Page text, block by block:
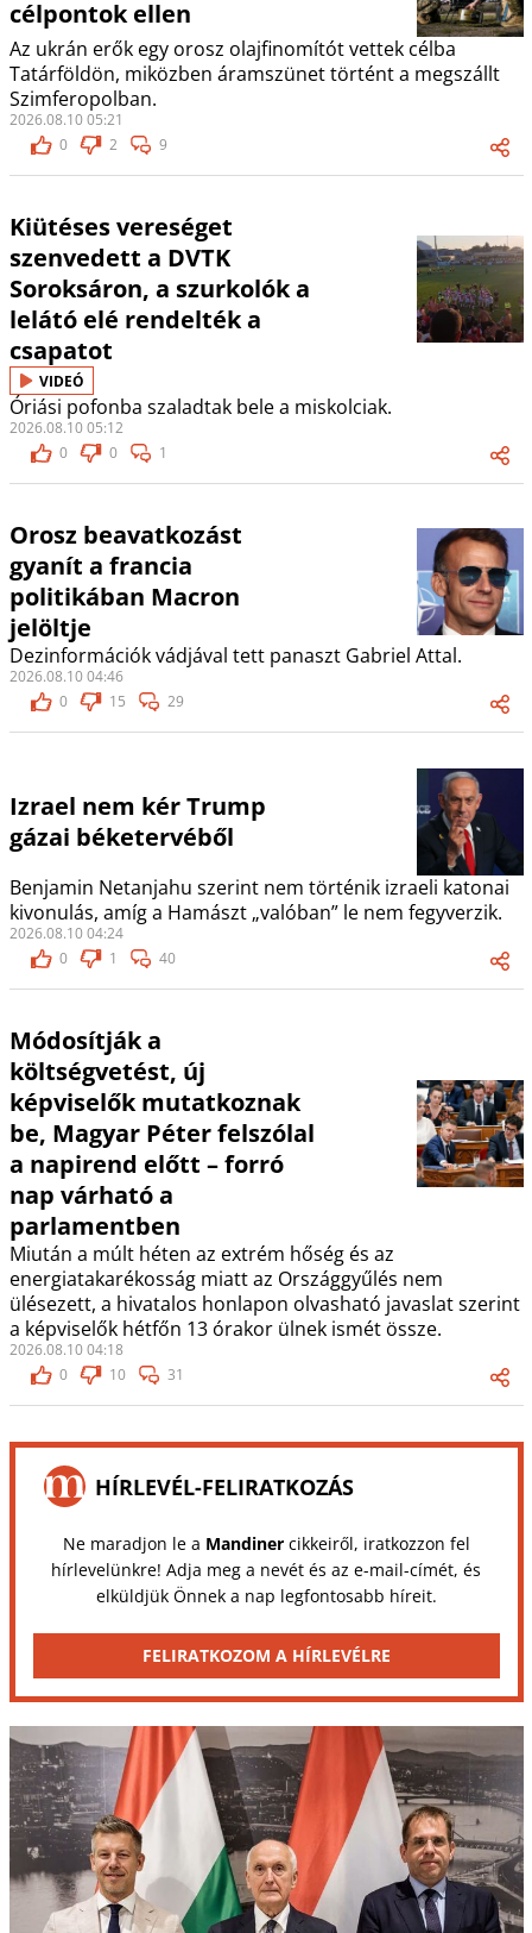
célpontok ellen
Az ukrán erők egy orosz olajfinomítót vettek célba
Tatárföldön, miközben áramszünet történt a megszállt
Szimferopolban.
2026.08.10 05:21
0
2 9
Kiütéses vereséget
szenvedett a DVTK
Soroksáron, a szurkolók a
lelátó elé rendelték a
csapatot
VIDEÓ
Óriási pofonba szaladtak bele a miskolciak.
2026.08.10 05:12
0
0 1
Orosz beavatkozást
gyanít a francia
politikában Macron
jelöltje
Dezinformációk vádjával tett panaszt Gabriel Attal.
2026.08.10 04:46
0
15 29
Izrael nem kér Trump
gázai béketervéből
Benjamin Netanjahu szerint nem történik izraeli katonai
kivonulás, amíg a Hamászt „valóban” le nem fegyverzik.
2026.08.10 04:24
0
1 40
Módosítják a
költségvetést, új
képviselők mutatkoznak
be, Magyar Péter felszólal
a napirend előtt – forró
nap várható a
parlamentben
Miután a múlt héten az extrém hőség és az
energiatakarékosság miatt az Országgyűlés nem
ülésezett, a hivatalos honlapon olvasható javaslat szerint
a képviselők hétfőn 13 órakor ülnek ismét össze.
2026.08.10 04:18
0
10 31
HÍRLEVÉL-FELIRATKOZÁS
Ne maradjon le a Mandinercikkeiről, iratkozzon fel
hírlevelünkre! Adja meg a nevét és az e-mail-címét, és
elküldjük Önnek a nap legfontosabb híreit.
FELIRATKOZOM A HÍRLEVÉLRE